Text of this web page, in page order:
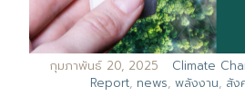
กุมภาพันธ์ 20, 2025 Climate
Report, news, พลังงาน, สัง